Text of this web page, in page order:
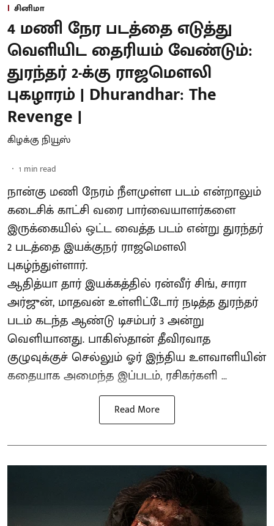
சினிமா
4 மணி நேர படத்தை எடுத்து
வெளியிட தைரியம் வேண்டும்:
துரந்தர் 2-க்கு ராஜமௌலி
புகழாரம் | Dhurandhar: The
Revenge |
கிழக்கு நியூஸ்
1 min read
நான்கு மணி நேரம் நீளமுள்ள படம் என்றாலும்
கடைசிக் காட்சி வரை பார்வையாளர்களை
இருக்கையில் ஒட்ட வைத்த படம் என்று துரந்தர்
2 படத்தை இயக்குநர் ராஜமௌலி
புகழ்ந்துள்ளார்.
ஆதித்யா தார் இயக்கத்தில் ரன்வீர் சிங், சாரா
அர்ஜுன், மாதவன் உள்ளிட்டோர் நடித்த துரந்தர்
படம் கடந்த ஆண்டு டிசம்பர் 3 அன்று
வெளியானது. பாகிஸ்தான் தீவிரவாத
குழுவுக்குச் செல்லும் ஓர் இந்திய உளவாளியின்
கதையாக அமைந்த இப்படம், ரசிகர்களி ...
Read More